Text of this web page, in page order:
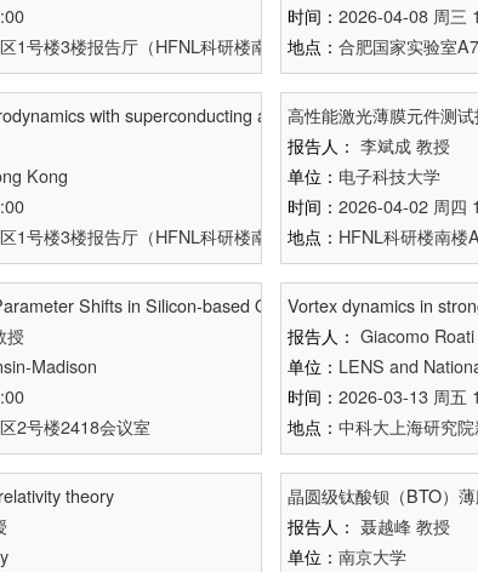
1号楼3楼报告厅（HFNL科研楼南楼A712、科大物质楼
时间： 2026-04-08 周三
地点： 合肥国家实验室
with superconducting artificial atom and spin
Kong
1号楼3楼报告厅（HFNL科研楼南楼A712、科大物质楼
高性能激光薄膜元件测
报告人： 李斌成教授
单位： 电子科技大学
时间： 2026-04-02 周四
地点： HFNL科研楼南楼
Shifts in Silicon-based Qubit Devices
授
Madison
2号楼2418会议室
Vortex dynamics in
报告人： Giacomo Roati
单位： LENS and
时间： 2026-03-13 周五
地点： 中科大上海研究
theory
晶圆级钛酸钡（BTO）
报告人： 聂越峰教授
单位： 南京大学